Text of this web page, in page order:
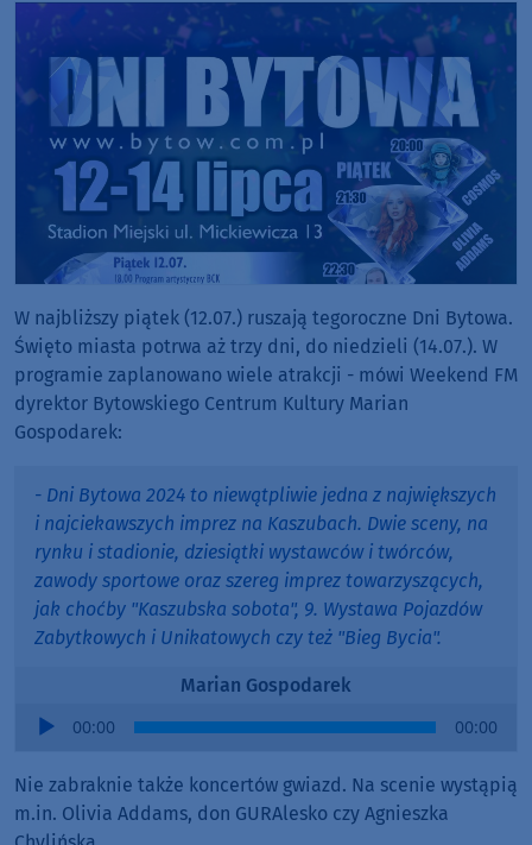
W najbliższy piątek (12.07.) ruszają tegoroczne Dni Bytowa.
Święto miasta potrwa aż trzy dni, do niedzieli (14.07.). W
programie zaplanowano wiele atrakcji - mówi Weekend FM
dyrektor Bytowskiego Centrum Kultury Marian
Gospodarek:
- Dni Bytowa 2024 to niewątpliwie jedna z największych
i najciekawszych imprez na Kaszubach. Dwie sceny, na
rynku i stadionie, dziesiątki wystawców i twórców,
zawody sportowe oraz szereg imprez towarzyszących,
jak choćby "Kaszubska sobota", 9. Wystawa Pojazdów
Zabytkowych i Unikatowych czy też "Bieg Bycia".
Marian Gospodarek
Audio
00:00 00:00
Nie zabraknie także koncertów gwiazd. Na scenie wystąpią
m.in. Olivia Addams, don GURAlesko czy Agnieszka